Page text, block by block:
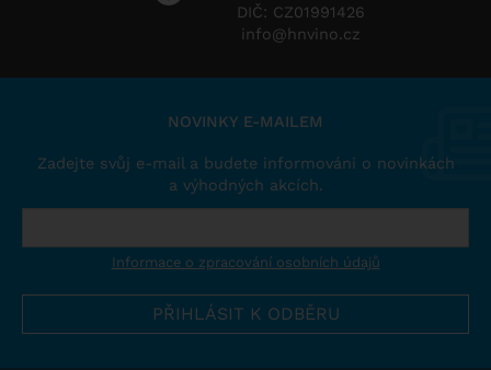
DIČ: CZ01991426
info@hnvino.cz
NOVINKY E-MAILEM
Zadejte svůj e-mail a budete informováni o novinkách
a výhodných akcích.
Informace o zpracování osobních údajů